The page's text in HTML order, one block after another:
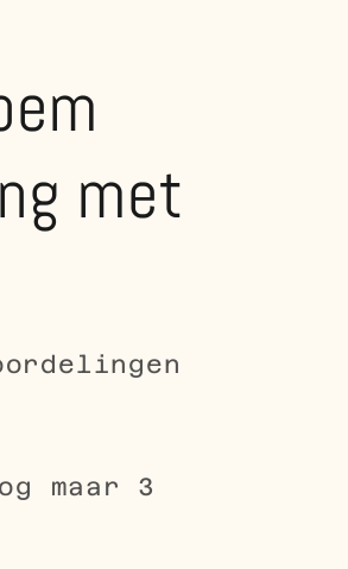
met
maar 3